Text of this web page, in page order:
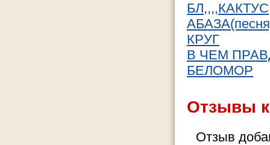
БЛ,,,,КАКТУС
КРУГ
В ЧЕМ
БЕЛОМОР
Отзывы
Отзыв